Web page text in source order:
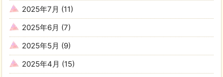
2025年7月 (11)
2025年6月 (7)
2025年5月 (9)
2025年4月 (15)